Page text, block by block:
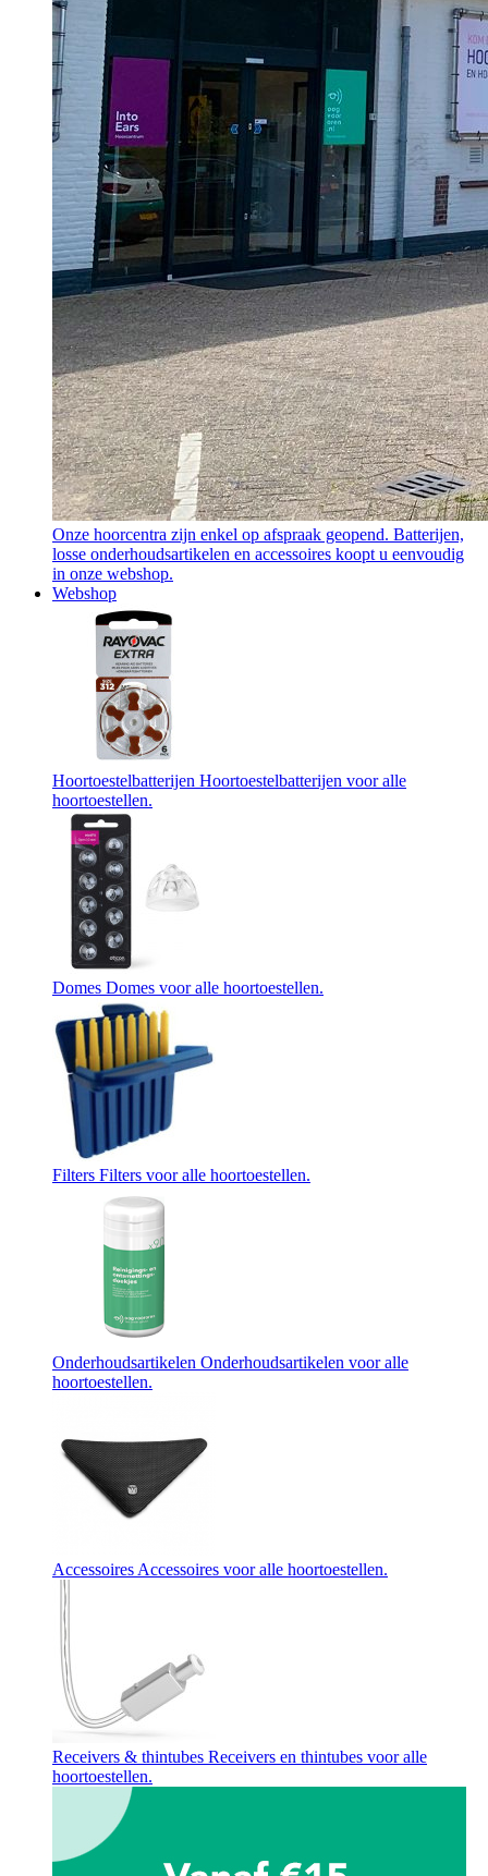
Onze hoorcentra zijn enkel op afspraak geopend. Batterijen,
losse onderhoudsartikelen en accessoires koopt u eenvoudig
in onze webshop.
Webshop
Hoortoestelbatterijen Hoortoestelbatterijen voor alle
hoortoestellen.
Domes Domes voor alle hoortoestellen.
Filters Filters voor alle hoortoestellen.
Onderhoudsartikelen Onderhoudsartikelen voor alle
hoortoestellen.
Accessoires Accessoires voor alle hoortoestellen.
Receivers & thintubes Receivers en thintubes voor alle
hoortoestellen.